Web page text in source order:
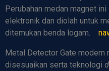
Perubahan medan magnet
elektronik dan diolah untuk
ditemukan benda logam.
Metal Detector Gate
disesuaikan serta teknologi